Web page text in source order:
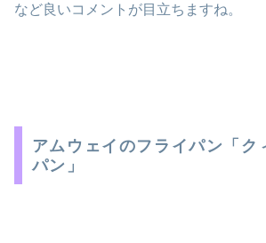
など良いコメントが目立ちますね。
アムウェイのフライパン「ク
パン」